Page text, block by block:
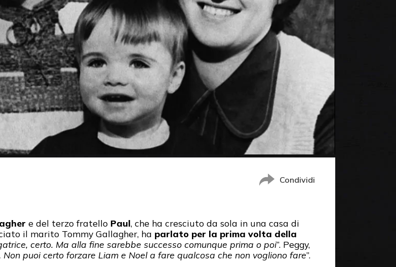
Condividi
e del terzo fratello Paul, che ha cresciuto da sola in una casa di
il marito Tommy Gallagher, ha parlato per la prima volta della
certo. Ma alla fine sarebbe successo comunque prima o poi”. Peggy,
puoi certo forzare Liam e Noel a fare qualcosa che non vogliono fare”.